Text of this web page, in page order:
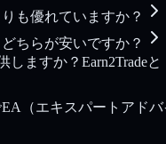
りも優れていますか？
どちらが安いですか？
ますか？Earn2Tradeと
EA（エキスパートアド